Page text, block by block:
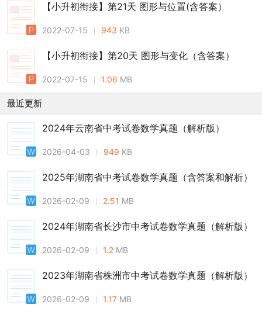
【小升初衔接】第21天 图形与位置(含答案）
2022-07-15 943 KB
【小升初衔接】第20天 图形与变化（含答案）
2022-07-15 1.06 MB
最近更新
2024年云南省中考试卷数学真题（解析版）
2026-04-03 949 KB
2025年湖南省中考试卷数学真题（含答案和解析）
2026-02-09 2.51 MB
2024年湖南省长沙市中考试卷数学真题（解析版）
2026-02-09 1.2 MB
2023年湖南省株洲市中考试卷数学真题（解析版）
2026-02-09 1.17 MB